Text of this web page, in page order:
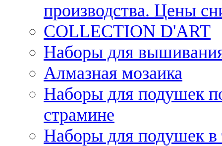
производства. Цены
COLLECTION D'ART
Наборы для
Алмазная мозаика
Наборы для подушек
страмине
Наборы для подушек в